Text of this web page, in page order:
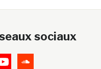
sociaux